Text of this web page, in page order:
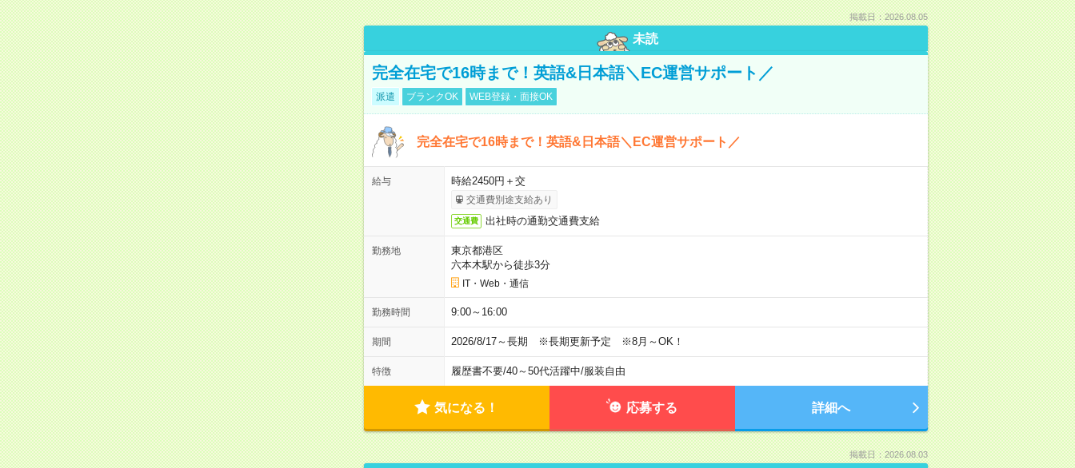
掲載日：2026.08.05
未読
完全在宅で16時まで！英語&日本語＼EC運営サポート／
派遣 ブランクOK WEB登録・面接OK
完全在宅で16時まで！英語&日本語＼EC運営サポート／
給与 時給2450円＋交
交通費別途支給あり
交通費 出社時の通勤交通費支給
勤務地
東京都港区
六本木駅から徒歩3分
IT・Web・通信
勤務時間 9:00～16:00
期間 2026/8/17～長期 ※長期更新予定 ※8月～OK！
特徴 履歴書不要/40～50代活躍中/服装自由
気になる！ 応募する 詳細へ
掲載日：2026.08.03